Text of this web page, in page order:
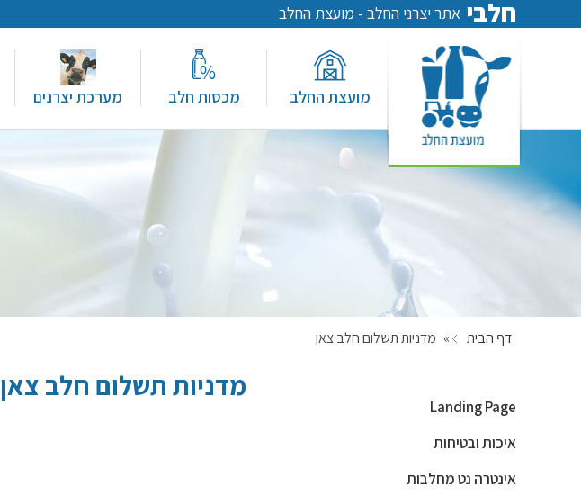
חלבי אתר יצרני החלב - מועצת החלב
מועצת החלב מכסות חלב מערכת יצרנים
דף הבית » מדניות תשלום חלב צאן
מדניות תשלום חלב צאן
Landing Page
איכות ובטיחות
אינטרה נט מחלבות